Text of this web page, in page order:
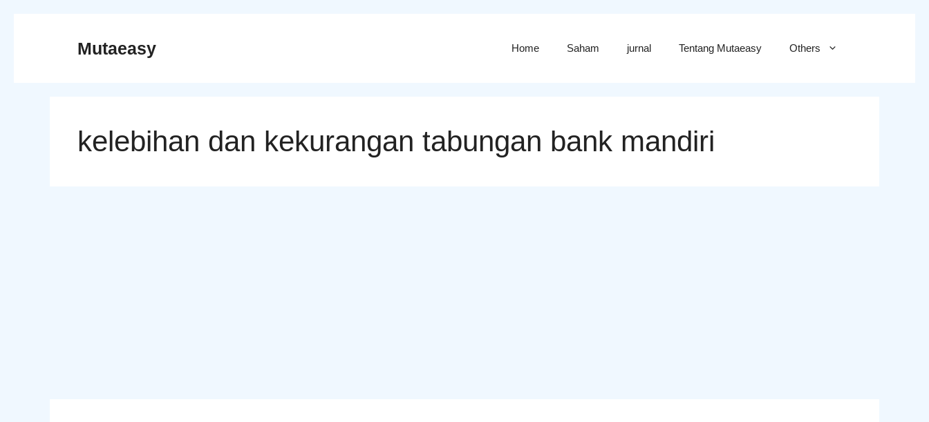
Mutaeasy Home Saham jurnal Tentang Mutaeasy Others
kelebihan dan kekurangan tabungan bank mandiri